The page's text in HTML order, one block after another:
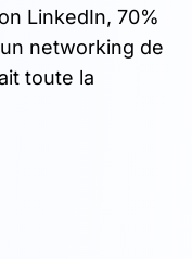
LinkedIn, 70%
networking de
toute la